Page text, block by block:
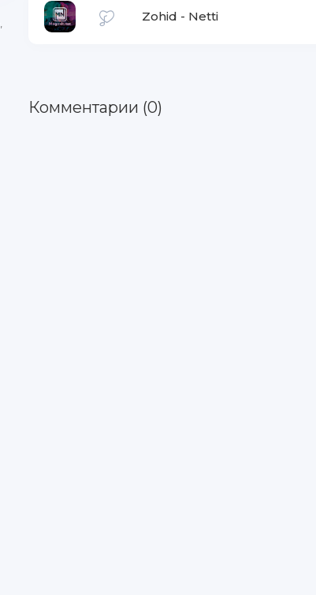
Zohid - Netti
Комментарии (0)